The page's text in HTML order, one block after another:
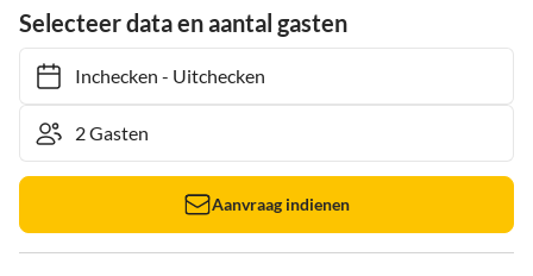
Selecteer data en aantal gasten
Inchecken- Uitchecken
Aanvraag indienen